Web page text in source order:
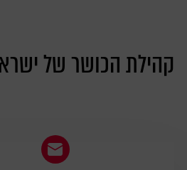
קהילת הכושר של